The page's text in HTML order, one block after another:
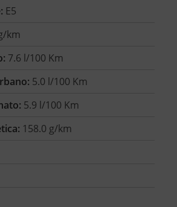
E5
km
7.6 l/100 Km
5.0 l/100 Km
5.9 l/100 Km
158.0 g/km